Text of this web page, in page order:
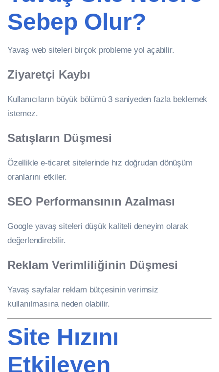
Sebep Olur?
Yavaş web siteleri birçok probleme yol açabilir.
Ziyaretçi Kaybı
Kullanıcıların büyük bölümü 3 saniyeden fazla beklemek
istemez.
Satışların Düşmesi
Özellikle e-ticaret sitelerinde hız doğrudan dönüşüm
oranlarını etkiler.
SEO Performansının Azalması
Google yavaş siteleri düşük kaliteli deneyim olarak
değerlendirebilir.
Reklam Verimliliğinin Düşmesi
Yavaş sayfalar reklam bütçesinin verimsiz
kullanılmasına neden olabilir.
Site Hızını
Etkileyen